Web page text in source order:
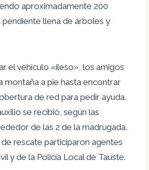
aproximadamente 200
llena de árboles y
el vehículo «ileso», los amigos
montaña a pie hasta encontrar
de red para pedir ayuda.
se recibió, según las
de las 2 de la madrugada.
rescate participaron agentes
y de la Policía Local de Tauste.